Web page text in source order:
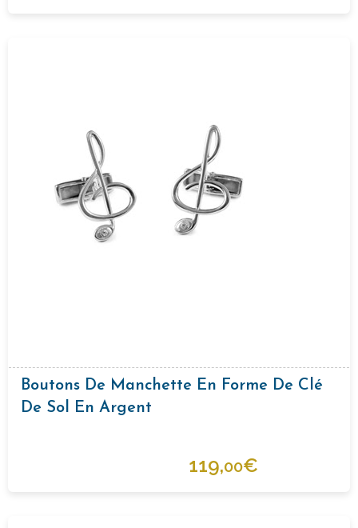
Boutons De Manchette En Forme De Clé
De Sol En Argent
119,00€